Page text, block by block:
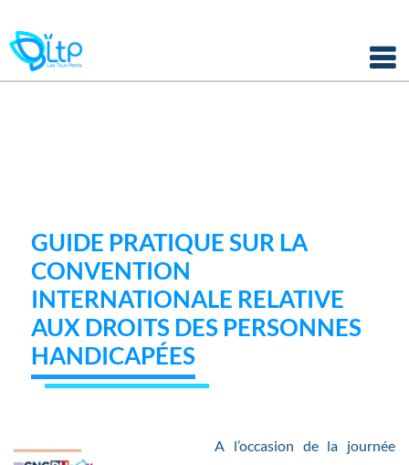
Skip
to
GUIDE PRATIQUE SUR LA
CONVENTION
INTERNATIONALE RELATIVE
AUX DROITS DES PERSONNES
HANDICAPÉES
A l’occasion de la journée